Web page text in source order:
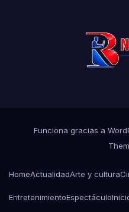
Funciona gracias a
HomeActualidadArte y cultura
EntretenimientoEspectáculo